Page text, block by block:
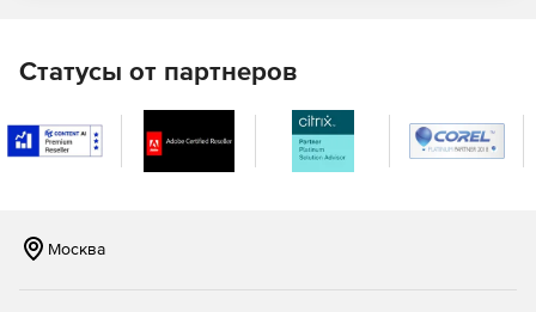
Стохастическая диаграмма Гантта.
Статусы от партнеров
Москва